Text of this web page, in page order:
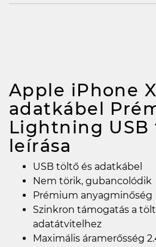
Apple iPhone
adatkábel
Lightning USB
leírása
USB töltő és adatkábel
Nem törik, gubancolódik
Prémium anyagminőség
Szinkron támogatás a
adatátvitelhez
Maximális áramerősség